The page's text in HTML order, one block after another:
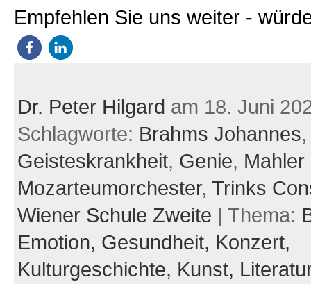
Empfehlen Sie uns weiter -
Dr. Peter Hilgard am 18. Juni
Schlagworte: Brahms Johannes,
Geisteskrankheit, Genie, Mahler
Mozarteumorchester, Trinks
Wiener Schule Zweite | Thema:
Emotion, Gesundheit, Konzert,
Kulturgeschichte, Kunst,